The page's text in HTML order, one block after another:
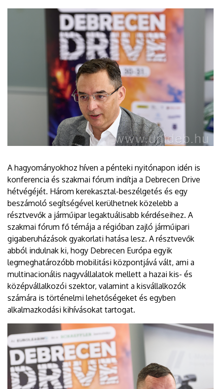
A hagyományokhoz híven a pénteki nyitónapon idén is
konferencia és szakmai fórum indítja a Debrecen Drive
hétvégéjét. Három kerekasztal-beszélgetés és egy
beszámoló segítségével kerülhetnek közelebb a
résztvevők a járműipar legaktuálisabb kérdéseihez. A
szakmai fórum fő témája a régióban zajló járműipari
gigaberuházások gyakorlati hatása lesz. A résztvevők
abból indulnak ki, hogy Debrecen Európa egyik
legmeghatározóbb mobilitási központjává vált, ami a
multinacionális nagyvállalatok mellett a hazai kis- és
középvállalkozói szektor, valamint a kisvállalkozók
számára is történelmi lehetőségeket és egyben
alkalmazkodási kihívásokat tartogat.